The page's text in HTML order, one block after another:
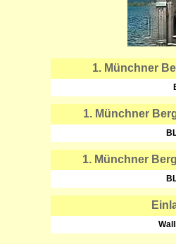
1. Münchner
1. Münchner
1. Münchner